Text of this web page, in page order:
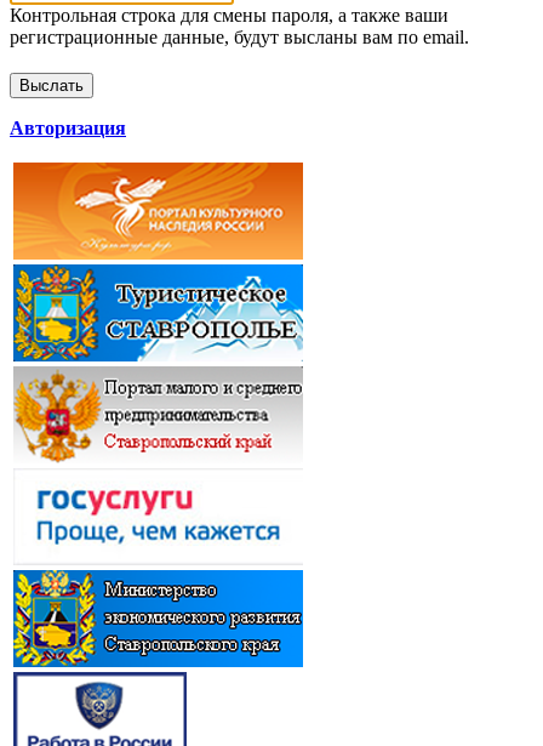
Контрольная строка для смены пароля, а также ваши
регистрационные данные, будут высланы вам по email.
Авторизация